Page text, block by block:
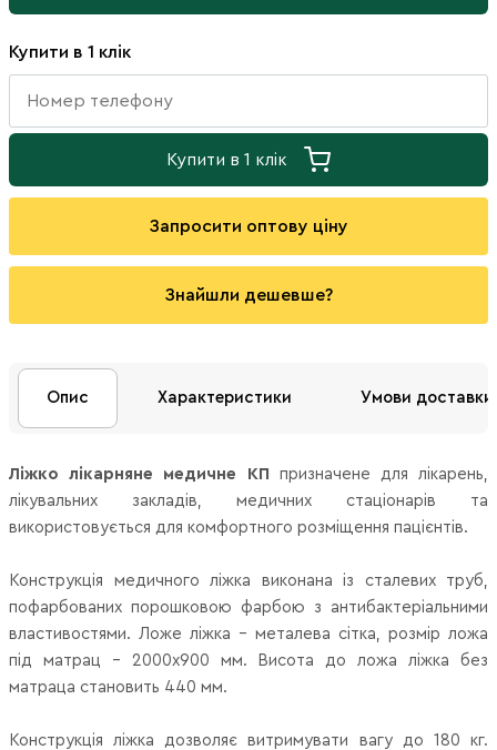
Купити в 1 клік
Купити в 1 клік
Запросити оптову ціну
Знайшли дешевше?
Опис Характеристики Умови доставки
Ліжко лікарняне медичне КП призначене для лікарень,
лікувальних закладів, медичних стаціонарів та
використовується для комфортного розміщення пацієнтів.
Конструкція медичного ліжка виконана із сталевих труб,
пофарбованих порошковою фарбою з антибактеріальними
властивостями. Ложе ліжка – металева сітка, розмір ложа
під матрац - 2000х900 мм. Висота до ложа ліжка без
матраца становить 440 мм.
Конструкція ліжка дозволяє витримувати вагу до 180 кг.